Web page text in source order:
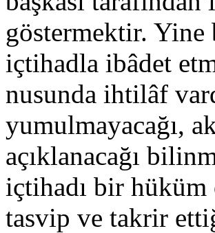
göstermektir.
içtihadla ibâdet
nusunda ihtilâf
yumul­mayacağı,
açıklanacağı
içtihadı bir
tasvip ve takrir